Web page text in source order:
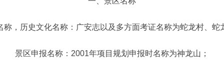
称，历史文化名称：广安志以及多方面考证名称为蛇龙村、蛇
景区申报名称：2001年项目规划申报时名称为神龙山；